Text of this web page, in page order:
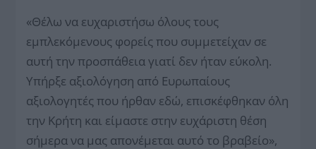
«Θέλω να ευχαριστήσω όλους τους
εμπλεκόμενους φορείς που συμμετείχαν σε
αυτή την προσπάθεια γιατί δεν ήταν εύκολη.
Υπήρξε αξιολόγηση από Ευρωπαίους
αξιολογητές που ήρθαν εδώ, επισκέφθηκαν όλη
την Κρήτη και είμαστε στην ευχάριστη θέση
σήμερα να μας απονέμεται αυτό το βραβείο»,